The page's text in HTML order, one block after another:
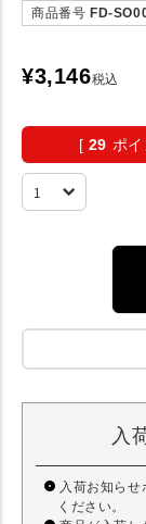
商品番号 FD-
¥3,146税込
[ 29 ポ
入
入荷お知ら
ください。